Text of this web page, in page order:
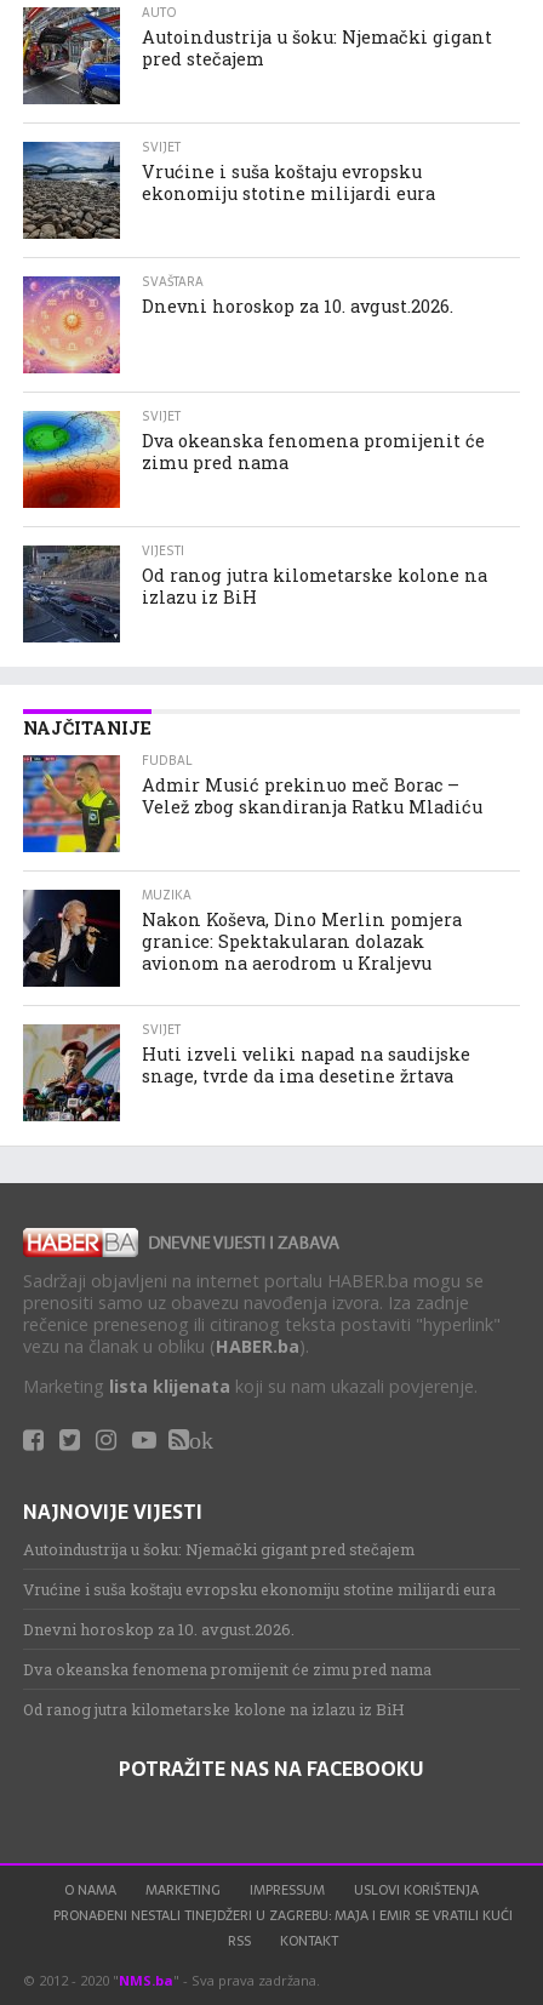
AUTO
Autoindustrija u šoku: Njemački gigant
pred stečajem
SVIJET
Vrućine i suša koštaju evropsku
ekonomiju stotine milijardi eura
SVAŠTARA
Dnevni horoskop za 10. avgust.2026.
SVIJET
Dva okeanska fenomena promijenit će
zimu pred nama
VIJESTI
Od ranog jutra kilometarske kolone na
izlazu iz BiH
NAJČITANIJE
FUDBAL
Admir Musić prekinuo meč Borac –
Velež zbog skandiranja Ratku Mladiću
MUZIKA
Nakon Koševa, Dino Merlin pomjera
granice: Spektakularan dolazak
avionom na aerodrom u Kraljevu
SVIJET
Huti izveli veliki napad na saudijske
snage, tvrde da ima desetine žrtava
Sadržaji objavljeni na internet portalu HABER.ba mogu se
prenositi samo uz obavezu navođenja izvora. Iza zadnje
rečenice prenesenog ili citiranog teksta postaviti "hyperlink"
vezu na članak u obliku (HABER.ba).
Marketing lista klijenata koji su nam ukazali povjerenje.
ok
NAJNOVIJE VIJESTI
Autoindustrija u šoku: Njemački gigant pred stečajem
Vrućine i suša koštaju evropsku ekonomiju stotine milijardi eura
Dnevni horoskop za 10. avgust.2026.
Dva okeanska fenomena promijenit će zimu pred nama
Od ranog jutra kilometarske kolone na izlazu iz BiH
POTRAŽITE NAS NA FACEBOOKU
O NAMA MARKETING IMPRESSUM
USLOVI KORIŠTENJA
PRONAĐENI NESTALI TINEJDŽERI U ZAGREBU: MAJA I EMIR SE VRATILI KUĆI
RSS
KONTAKT
© 2012 - 2020 "NMS.ba" - Sva prava zadržana.